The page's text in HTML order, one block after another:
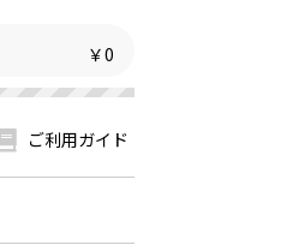
￥0
ご利用ガイド